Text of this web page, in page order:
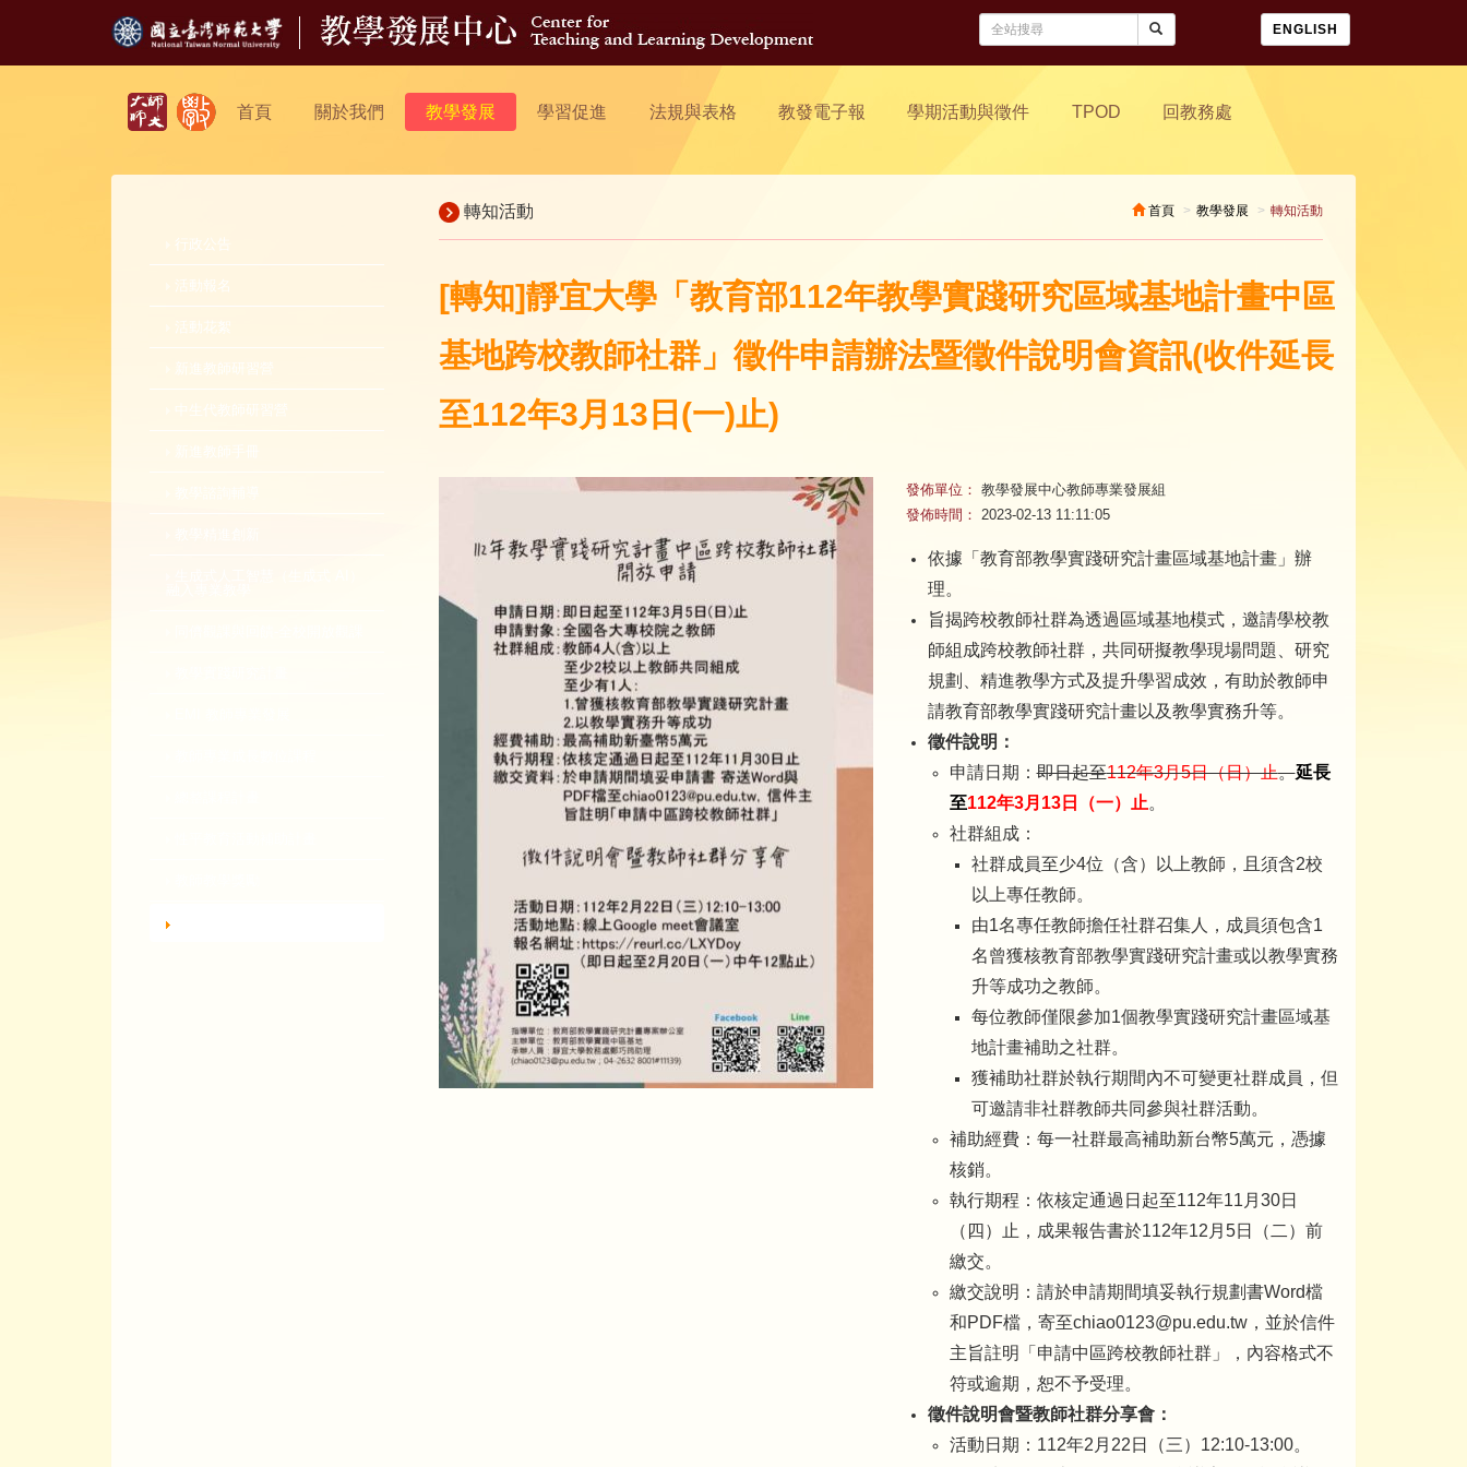
ENGLISH
首頁 關於我們 教學發展 學習促進 法規與表格 教發電子報 學期活動與徵件 TPOD 回教務處
行政公告
活動報名
活動花絮
新進教師研習營
中生代教師研習營
轉知活動 首頁 教學發展 轉知活動
[轉知]靜宜大學「教育部112年教學實踐研究區域基地計畫中區
基地跨校教師社群」徵件申請辦法暨徵件說明會資訊(收件延長
至112年3月13日(一)止)
發佈單位： 教學發展中心教師專業發展組
發佈時間： 2023-02-13 11:11:05
依據「教育部教學實踐研究計畫區域基地計畫」辦
理。
旨揭跨校教師社群為透過區域基地模式，邀請學校教
師組成跨校教師社群，共同研擬教學現場問題、研究
規劃、精進教學方式及提升學習成效，有助於教師申
請教育部教學實踐研究計畫以及教學實務升等。
徵件說明：
申請日期：即日起至112年3月5日（日）止。延長
至112年3月13日（一）止。
社群組成：
社群成員至少4位（含）以上教師，且須含2校
以上專任教師。
由1名專任教師擔任社群召集人，成員須包含1
名曾獲核教育部教學實踐研究計畫或以教學實務
升等成功之教師。
每位教師僅限參加1個教學實踐研究計畫區域基
地計畫補助之社群。
獲補助社群於執行期間內不可變更社群成員，但
可邀請非社群教師共同參與社群活動。
補助經費：每一社群最高補助新台幣5萬元，憑據
核銷。
執行期程：依核定通過日起至112年11月30日
（四）止，成果報告書於112年12月5日（二）前
繳交。
繳交說明：請於申請期間填妥執行規劃書Word檔
和PDF檔，寄至chiao0123@pu.edu.tw，並於信件
主旨註明「申請中區跨校教師社群」，內容格式不
符或逾期，恕不予受理。
徵件說明會暨教師社群分享會：
活動日期：112年2月22日（三）12:10-13:00。